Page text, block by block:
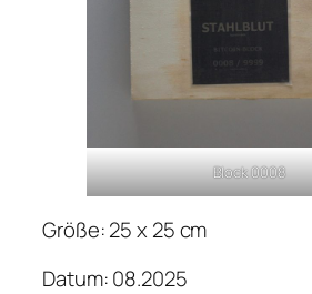
Block 0008
Größe: 25 x 25 cm
Datum: 08.2025